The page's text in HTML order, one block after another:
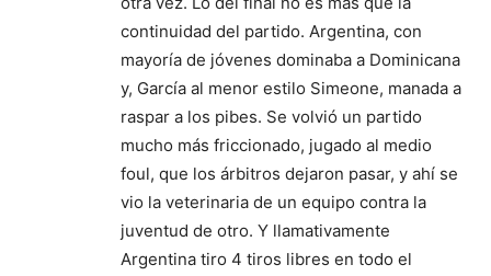
continuidad del partido. Argentina, con
mayoría de jóvenes dominaba a Dominicana
y, García al menor estilo Simeone, manada a
raspar a los pibes. Se volvió un partido
mucho más friccionado, jugado al medio
foul, que los árbitros dejaron pasar, y ahí se
vio la veterinaria de un equipo contra la
juventud de otro. Y llamativamente
Argentina tiro 4 tiros libres en todo el